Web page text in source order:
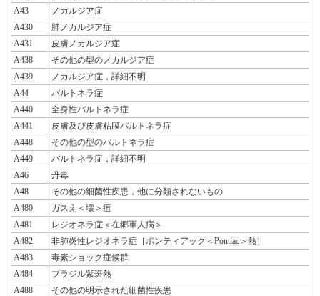
A43
ノカルジア症
A430
肺ノカルジア症
A431
皮膚ノカルジア症
A438
その他の型のノカルジア症
A439
ノカルジア症，詳細不明
A44
バルトネラ症
A440
全身性バルトネラ症
A441
皮膚及び皮膚粘膜バルトネラ症
A448
その他の型のバルトネラ症
A449
バルトネラ症，詳細不明
A46
丹毒
A48
その他の細菌性疾患，他に分類されないもの
A480
ガスえ＜壊＞疽
A481
レジオネラ症＜在郷軍人病＞
A482
非肺炎性レジオネラ症［ポンティアック＜Pontiac＞熱］
A483
毒素ショック症候群
A484
ブラジル紫斑熱
A488
その他の明示された細菌性疾患